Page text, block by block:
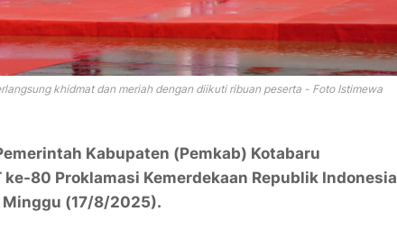
khidmat dan meriah dengan diikuti ribuan peserta - Foto Istimewa
Pemerintah Kabupaten (Pemkab) Kotabaru
80 Proklamasi Kemerdekaan Republik Indonesia
Minggu (17/8/2025).